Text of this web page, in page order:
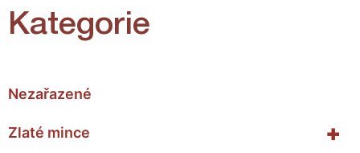
Kategorie
Nezařazené
+
Zlaté mince